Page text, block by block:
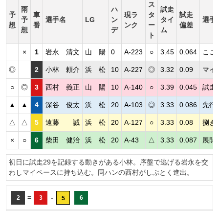
予
想
雨
予
想
車
番
選手名 LG
ハ
ン
デ
現ラ
ンク
ス
タ
ー
ト
試走
タイ
ム
試走
偏差
選手
× 1 岩永 清文 山 陽 0 A-223 ○ 3.45 0.064 ここ
◎ 2 小林 頼介 浜 松 10 A-227 ◎ 3.32 0.09 マイ
○ ◎ 3 西村 義正 山 陽 10 A-140 ○ 3.39 0.045 試走
▲ ▲ 4 深谷 俊太 浜 松 20 A-103 ◎ 3.33 0.086 先行
△ △ 5 遠藤 誠 浜 松 20 A-127 ○ 3.33 0.08 捌き
× ○ 6 柴田 健治 浜 松 20 A-43 △ 3.33 0.087 展開
初日に試走29を記録する動きがある小林。序盤で逃げる岩永を交
わしマイペースに持ち込む。同ハンの西村がしぶとく進出。
2 = 3 - 5 6